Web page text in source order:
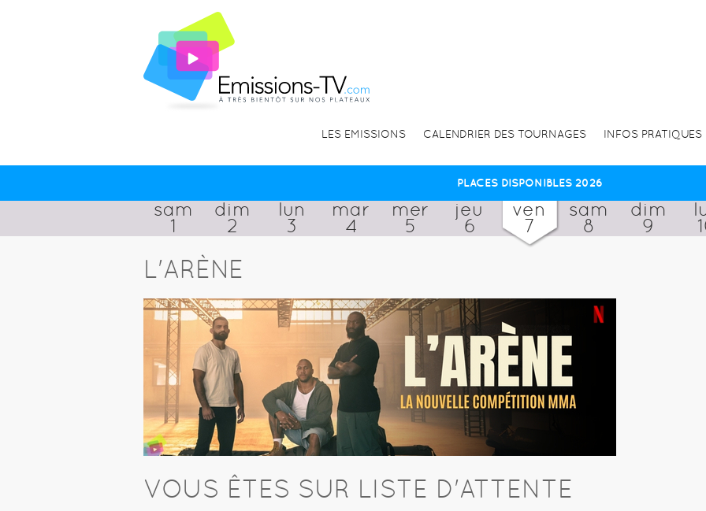
LES EMISSIONS CALENDRIER DES TOURNAGES INFOS PRATIQUES
PLACES DISPONIBLES 2026
sam
1
dim
2
lun
3
mar
4
mer
5
jeu
6
ven
7
sam
8
dim
9
L'ARÈNE
VOUS ÊTES SUR LISTE D'ATTENTE